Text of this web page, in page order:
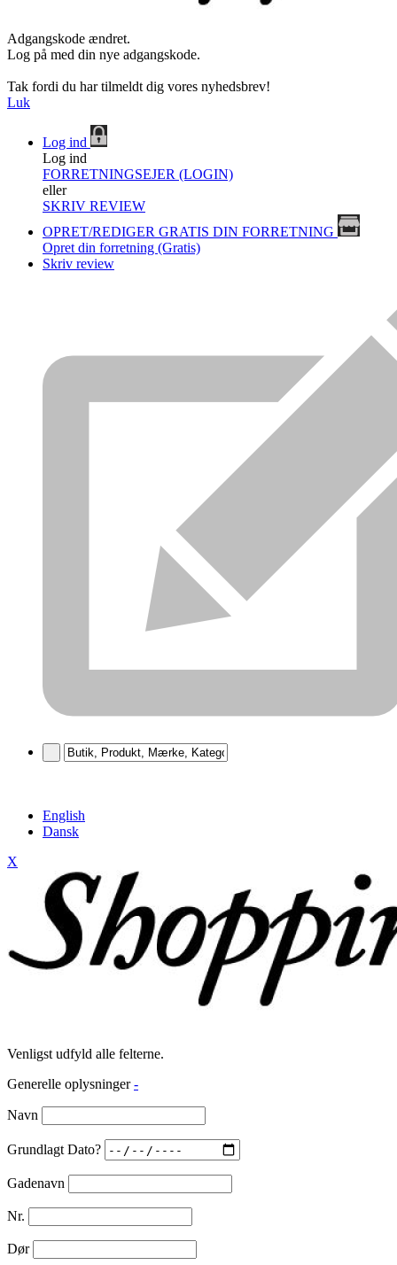
Adgangskode ændret.
Log på med din nye adgangskode.
Tak fordi du har tilmeldt dig vores nyhedsbrev!
Luk
Log ind
Log ind
FORRETNINGSEJER (LOGIN)
eller
SKRIV REVIEW
OPRET/REDIGER GRATIS DIN FORRETNING
Opret din forretning (Gratis)
Skriv review
English
Dansk
X
Venligst udfyld alle felterne.
Generelle oplysninger -
Navn
Grundlagt Dato?
Gadenavn
Nr.
Dør